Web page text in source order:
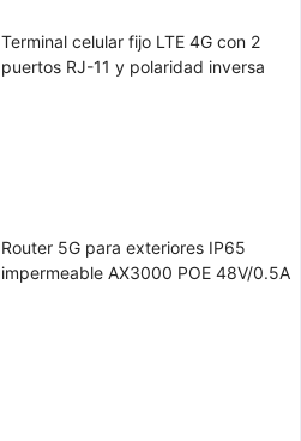
Terminal celular fijo LTE 4G con 2
puertos RJ-11 y polaridad inversa
Router 5G para exteriores IP65
impermeable AX3000 POE 48V/0.5A